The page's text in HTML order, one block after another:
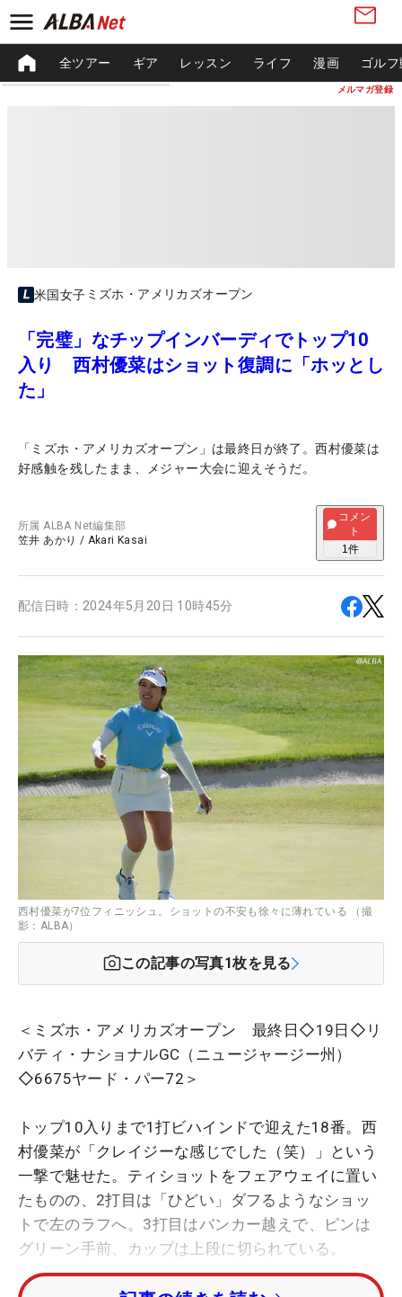
メルマガ登録
全ツアー ギア レッスン ライフ 漫画 ゴル
米国女子 ミズホ・アメリカズオープン
「完璧」なチップインバーディでトップ10
入り 西村優菜はショット復調に「ホッとし
た」
「ミズホ・アメリカズオープン」は最終日が終了。西村優菜は
好感触を残したまま、メジャー大会に迎えそうだ。
所属ALBA Net編集部
笠井 あかり / Akari Kasai
コメン
ト
1件
配信日時： 2024年5月20日 10時45分
西村優菜が7位フィニッシュ。ショットの不安も徐々に薄れている （撮
影：ALBA）
この記事の写真1枚を見る
＜ミズホ・アメリカズオープン 最終日◇19日◇リ
バティ・ナショナルGC（ニュージャージー州）
◇6675ヤード・パー72＞
トップ10入りまで1打ビハインドで迎えた18番。西
村優菜が「クレイジーな感じでした（笑）」という
一撃で魅せた。ティショットをフェアウェイに置い
たものの、2打目は「ひどい」ダフるようなショッ
トで左のラフへ。3打目はバンカー越えで、ピンは
グリーン手前、カップは上段に切られている。